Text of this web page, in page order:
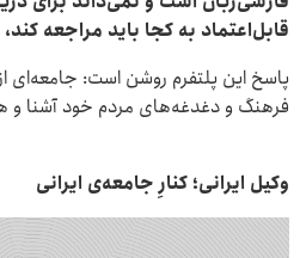
قابل‌اعتماد به کجا باید مراجعه
پاسخ این پلتفرم روشن است: جامعه‌ای از
فرهنگ و دغدغه‌های مردم خود آشنا و
وکیل ایرانی؛ کنارِ جامعه‌ی ایرانی